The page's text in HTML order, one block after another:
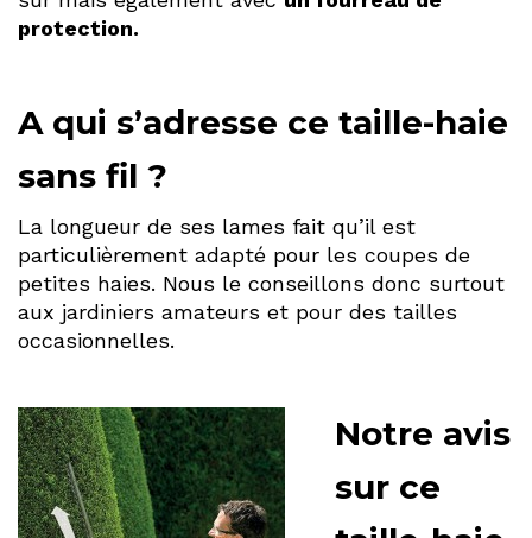
protection.
A qui s’adresse ce taille-haie
sans fil ?
La longueur de ses lames fait qu’il est
particulièrement adapté pour les coupes de
petites haies. Nous le conseillons donc surtout
aux jardiniers amateurs et pour des tailles
occasionnelles.
Notre avis
sur ce